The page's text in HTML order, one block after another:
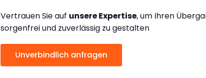
Vertrauen Sie auf unsere Expertise, um Ihren
sorgenfrei und zuverlässig zu gestalten
Unverbindlich anfragen